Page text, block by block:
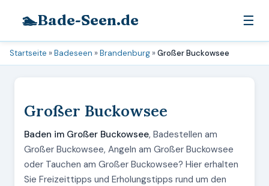
🏊Bade-Seen.de ☰
Startseite »Badeseen »Brandenburg »Großer Buckowsee
Großer Buckowsee
Baden im Großer Buckowsee, Badestellen am
Großer Buckowsee, Angeln am Großer Buckowsee
oder Tauchen am Großer Buckowsee? Hier erhalten
Sie Freizeittipps und Erholungstipps rund um den